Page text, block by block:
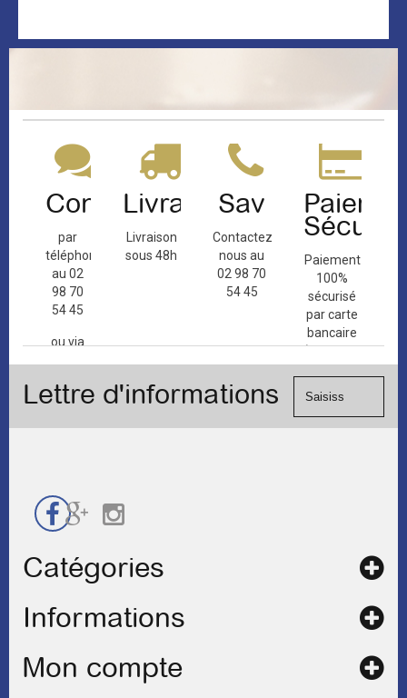
Contact
par
téléphone
au 02
98 70
54 45
ou via
de
Livraison
Livraison
sous 48h
Sav
Contactez-
nous au
02 98 70
54 45
Paiement
100%
sécurisé
par carte
bancaire
(Mastercard,
Visa, ...) et
Lettre d'informations
Catégories
Informations
Mon compte